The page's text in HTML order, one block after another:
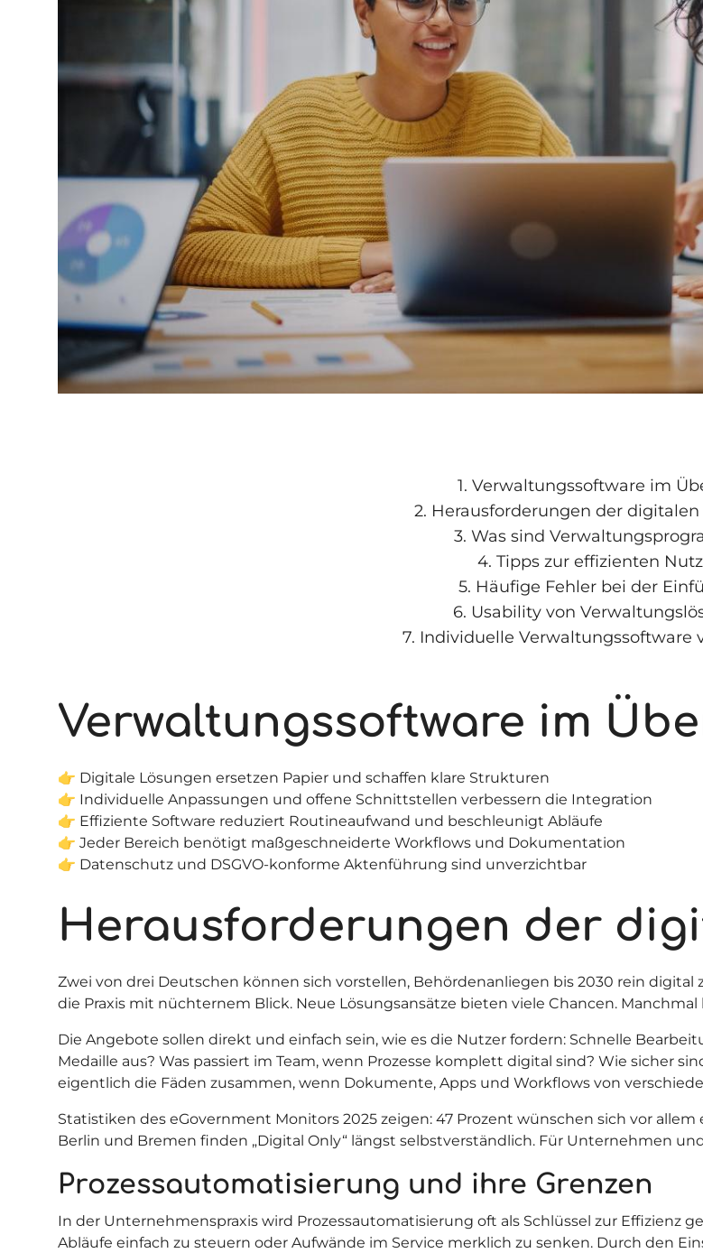
1. Verwaltungssoftware im
2. Herausforderungen der
3. Was sind
4. Tipps zur effizienten
5. Häufige Fehler bei der
6. Usability von
7. Individuelle Verwaltungssoftware
Verwaltungssoftware im
👉 Digitale Lösungen ersetzen Papier und schaffen klare Strukturen
👉 Individuelle Anpassungen und offene Schnittstellen verbessern die Integration
👉 Effiziente Software reduziert Routineaufwand und beschleunigt Abläufe
👉 Jeder Bereich benötigt maßgeschneiderte Workflows und Dokumentation
👉 Datenschutz und DSGVO-konforme Aktenführung sind unverzichtbar
Herausforderungen der
Zwei von drei Deutschen können sich vorstellen, Behördenanliegen bis 2030 rein
die Praxis mit nüchternem Blick. Neue Lösungsansätze bieten viele Chancen.
Die Angebote sollen direkt und einfach sein, wie es die Nutzer fordern: Schnelle
Medaille aus? Was passiert im Team, wenn Prozesse komplett digital sind? Wie sicher
eigentlich die Fäden zusammen, wenn Dokumente, Apps und Workflows von
Statistiken des eGovernment Monitors 2025 zeigen: 47 Prozent wünschen sich vor
Berlin und Bremen finden „Digital Only“ längst selbstverständlich. Für Unternehmen
Prozessautomatisierung und ihre Grenzen
In der Unternehmenspraxis wird Prozessautomatisierung oft als Schlüssel zur Effizienz
Abläufe einfach zu steuern oder Aufwände im Service merklich zu senken. Durch den